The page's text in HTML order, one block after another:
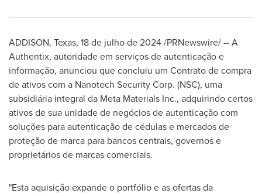
ADDISON, Texas, 18 de julho de 2024/PRNewswire/ -- A
Authentix, autoridade em serviços de autenticação e
informação, anunciou que concluiu um Contrato de compra
de ativos com a Nanotech Security Corp. (NSC), uma
subsidiária integral da Meta Materials Inc., adquirindo certos
ativos de sua unidade de negócios de autenticação com
soluções para autenticação de cédulas e mercados de
proteção de marca para bancos centrais, governos e
proprietários de marcas comerciais.
"Esta aquisição expande o portfólio e as ofertas da